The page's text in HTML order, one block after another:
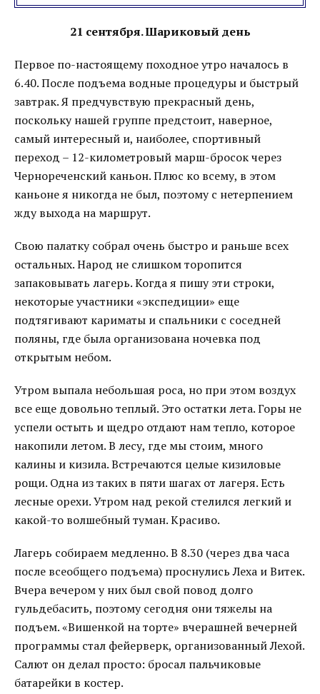
21 сентября. Шариковый день
Первое по-настоящему походное утро началось в
6.40. После подъема водные процедуры и быстрый
завтрак. Я предчувствую прекрасный день,
поскольку нашей группе предстоит, наверное,
самый интересный и, наиболее, спортивный
переход – 12-километровый марш-бросок через
Чернореченский каньон. Плюс ко всему, в этом
каньоне я никогда не был, поэтому с нетерпением
жду выхода на маршрут.
Свою палатку собрал очень быстро и раньше всех
остальных. Народ не слишком торопится
запаковывать лагерь. Когда я пишу эти строки,
некоторые участники «экспедиции» еще
подтягивают кариматы и спальники с соседней
поляны, где была организована ночевка под
открытым небом.
Утром выпала небольшая роса, но при этом воздух
все еще довольно теплый. Это остатки лета. Горы не
успели остыть и щедро отдают нам тепло, которое
накопили летом. В лесу, где мы стоим, много
калины и кизила. Встречаются целые кизиловые
рощи. Одна из таких в пяти шагах от лагеря. Есть
лесные орехи. Утром над рекой стелился легкий и
какой-то волшебный туман. Красиво.
Лагерь собираем медленно. В 8.30 (через два часа
после всеобщего подъема) проснулись Леха и Витек.
Вчера вечером у них был свой повод долго
гульдебасить, поэтому сегодня они тяжелы на
подъем. «Вишенкой на торте» вчерашней вечерней
программы стал фейерверк, организованный Лехой.
Салют он делал просто: бросал пальчиковые
батарейки в костер.